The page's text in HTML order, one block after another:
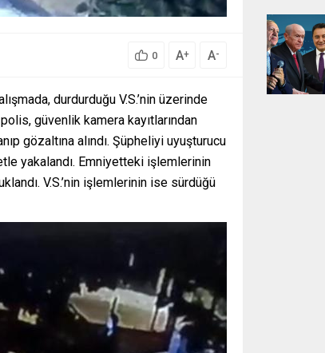
0 A+ A-
durdurduğu V.S.’nin üzerinde
güvenlik kamera kayıtlarından
gözaltına alındı. Şüpheliyi uyuşturucu
yakalandı. Emniyetteki işlemlerinin
V.S.’nin işlemlerinin ise sürdüğü